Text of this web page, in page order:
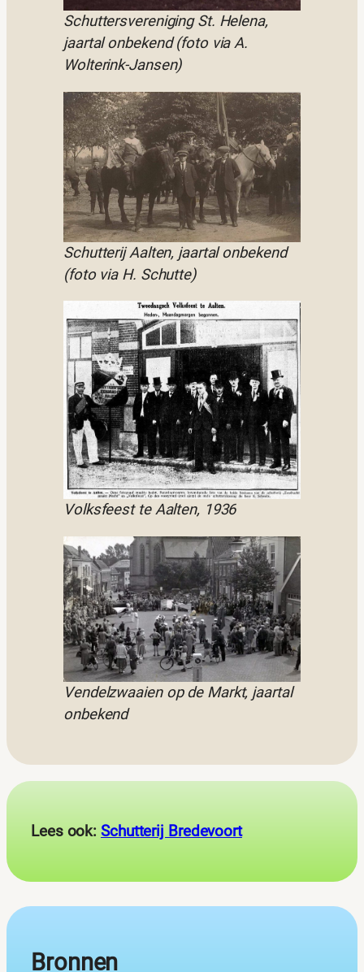
Schuttersvereniging St. Helena,
jaartal onbekend (foto via A.
Wolterink-Jansen)
Schutterij Aalten, jaartal onbekend
(foto via H. Schutte)
Volksfeest te Aalten, 1936
Vendelzwaaien op de Markt, jaartal
onbekend
Lees ook:Schutterij Bredevoort
Bronnen